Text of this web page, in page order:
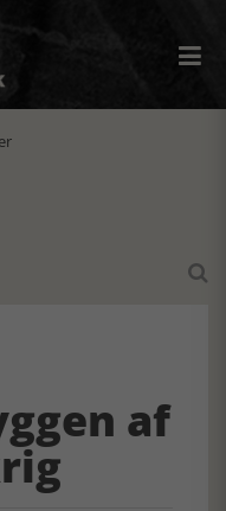

af